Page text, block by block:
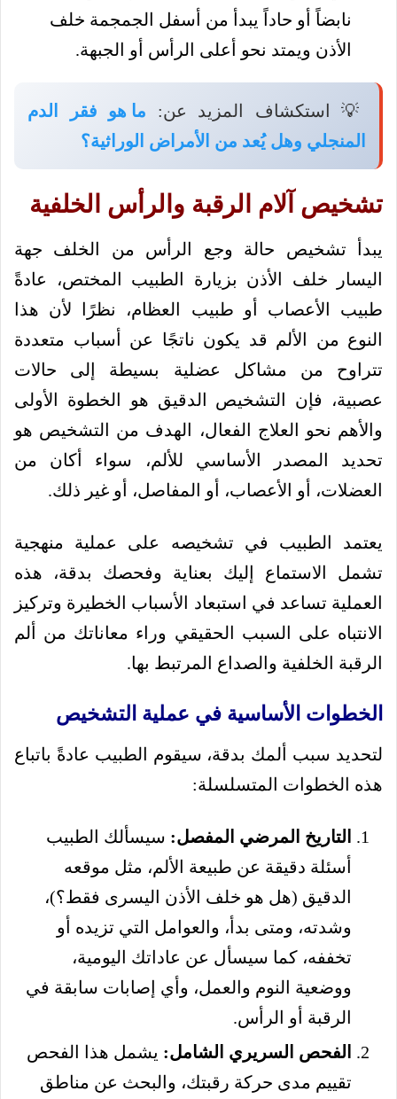
نابضاً أو حاداً يبدأ من أسفل الجمجمة خلف
الأذن ويمتد نحو أعلى الرأس أو الجبهة.
💡 استكشاف المزيد عن: ما هو فقر الدم
المنجلي وهل يُعد من الأمراض الوراثية؟
تشخيص آلام الرقبة والرأس الخلفية
يبدأ تشخيص حالة وجع الرأس من الخلف جهة
اليسار خلف الأذن بزيارة الطبيب المختص، عادةً
طبيب الأعصاب أو طبيب العظام، نظرًا لأن هذا
النوع من الألم قد يكون ناتجًا عن أسباب متعددة
تتراوح من مشاكل عضلية بسيطة إلى حالات
عصبية، فإن التشخيص الدقيق هو الخطوة الأولى
والأهم نحو العلاج الفعال، الهدف من التشخيص هو
تحديد المصدر الأساسي للألم، سواء أكان من
العضلات، أو الأعصاب، أو المفاصل، أو غير ذلك.
يعتمد الطبيب في تشخيصه على عملية منهجية
تشمل الاستماع إليك بعناية وفحصك بدقة، هذه
العملية تساعد في استبعاد الأسباب الخطيرة وتركيز
الانتباه على السبب الحقيقي وراء معاناتك من ألم
الرقبة الخلفية والصداع المرتبط بها.
الخطوات الأساسية في عملية التشخيص
لتحديد سبب ألمك بدقة، سيقوم الطبيب عادةً باتباع
هذه الخطوات المتسلسلة:
التاريخ المرضي المفصل: سيسألك الطبيب
أسئلة دقيقة عن طبيعة الألم، مثل موقعه
الدقيق (هل هو خلف الأذن اليسرى فقط؟)،
وشدته، ومتى بدأ، والعوامل التي تزيده أو
تخففه، كما سيسأل عن عاداتك اليومية،
ووضعية النوم والعمل، وأي إصابات سابقة في
الرقبة أو الرأس.
الفحص السريري الشامل: يشمل هذا الفحص
تقييم مدى حركة رقبتك، والبحث عن مناطق